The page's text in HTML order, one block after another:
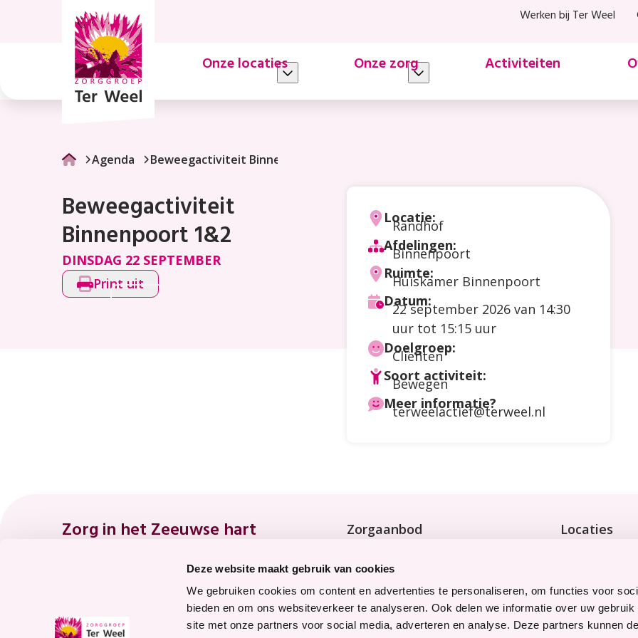
Deze website maakt gebruik van cookies
We gebruiken cookies om content en advertenties te personaliseren, om functies voor
bieden en om ons websiteverkeer te analyseren. Ook delen we informatie over uw gebruik
site met onze partners voor social media, adverteren en analyse. Deze partners kunnen
Werken bij Ter Weel
Onze locaties Onze zorg Activiteiten
Beweegactiviteit
Binnenpoort
Agenda Beweegactiviteit Binnenpoort 1&2
Beweegactiviteit
Binnenpoort 1&2
DINSDAG 22 SEPTEMBER
Print uit
Locatie:
Randhof
Afdelingen:
Binnenpoort
Ruimte:
Huiskamer Binnenpoort
Datum:
22 september 2026 van 14:30
uur tot 15:15 uur
Doelgroep:
Cliënten
Soort activiteit:
Bewegen
Meer informatie?
terweelactief@terweel.nl
Zorg in het Zeeuwse hart
8.7
Waardering voor
Zorgaanbod
Tijdelijke zorg
Locaties
Snel naar Werken bij